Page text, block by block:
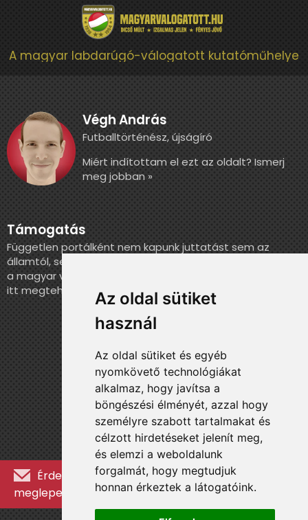
Az oldal sütiket
használ
Az oldal sütiket és egyéb
nyomkövető technológiákat
alkalmaz, hogy javítsa a
böngészési élményét, azzal hogy
személyre szabott tartalmakat és
célzott hirdetéseket jelenít meg,
és elemzi a weboldalunk
forgalmát, hogy megtudjuk
honnan érkeztek a látogatóink.
A magyar labdarúgó-válogatott kutatóműhelye
Végh András
Futballtörténész, újságíró
Miért indítottam el ezt az oldalt? Ismerj
meg jobban »
Támogatás
Független portálként nem kapunk juttatást sem az
államtól, sem más szervezettől. Ha szeretnél segíteni
a magyar válogatott történelmének feldolgozásában,
itt megteheted.
Érdekességekért, kulisszatitkokért és
meglepetésekért iratkozz fel a hírlevélre »